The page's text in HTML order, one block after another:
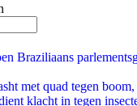
Braziliaans
met quad tegen
klacht in tegen